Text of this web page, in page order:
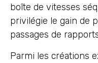
boîte de vitesses
privilégie le gain de
passages de
Parmi les créations